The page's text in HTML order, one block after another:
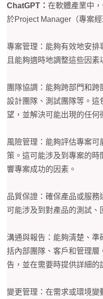
ChatGPT： 在軟體產業中
於Project Manager（專案
專案管理：能夠有效地安排
且能夠適時地調整這些因素
團隊協調：能夠跨部門和跨
設計團隊、測試團隊等。這
望，並解決可能出現的任何
風險管理：能夠評估專案
策。這可能涉及到專案的
響專案成功的因素。
品質保證：確保產品或服
可能涉及到對產品的測試、
溝通與報告：能夠清楚、
括內部團隊、客戶和管理層
告，並在需要時提供詳細的
變更管理：在需求或環境